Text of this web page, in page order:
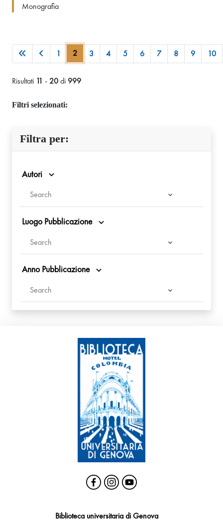
Monografia
1 2 3 4 5 6 7 8 9 10
Risultati 11 -20di 999
Filtri selezionati:
Filtra per:
Autori
Luogo Pubblicazione
Anno Pubblicazione
Biblioteca universitaria di Genova